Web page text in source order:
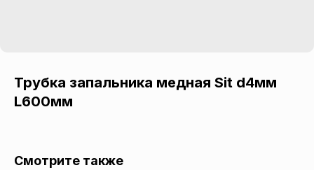
Трубка запальника медная Sit d4мм
L600мм
Смотрите также